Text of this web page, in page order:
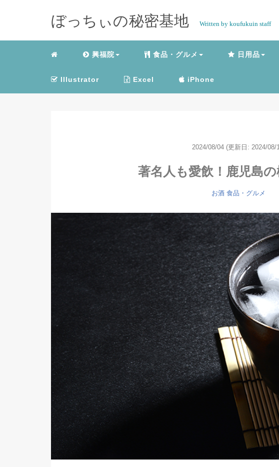
ぼっちぃの秘密基地 Written by koufukuin staff
興福院 食品・グルメ 日用品
Illustrator Excel iPhone
2024/08/04 (更新日: 2024/08/
著名人も愛飲！鹿児島
お酒 食品・グルメ